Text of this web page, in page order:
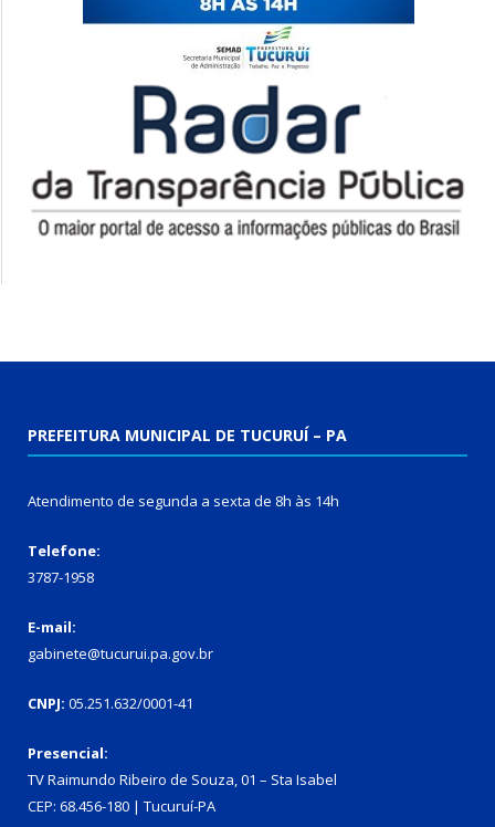
PREFEITURA MUNICIPAL DE TUCURUÍ – PA
Atendimento de segunda a sexta de 8h às 14h
Telefone:
3787-1958
E-mail:
gabinete@tucurui.pa.gov.br
CNPJ: 05.251.632/0001-41
Presencial:
TV Raimundo Ribeiro de Souza, 01 – Sta Isabel
CEP: 68.456-180 | Tucuruí-PA